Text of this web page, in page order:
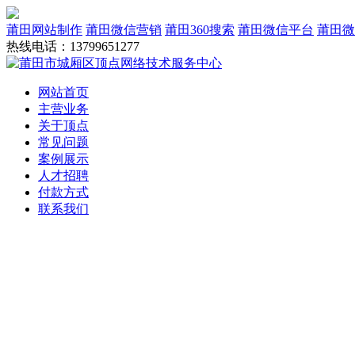
莆田网站制作 莆田微信营销 莆田360搜索 莆田微信平台 莆田
热线电话：13799651277
网站首页
主营业务
关于顶点
常见问题
案例展示
人才招聘
付款方式
联系我们